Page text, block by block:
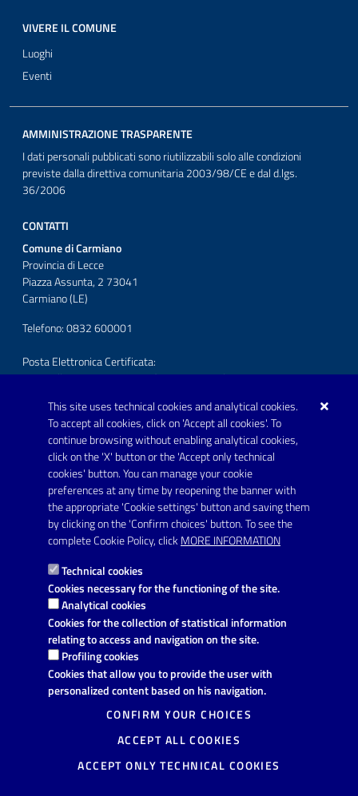
This site uses technical cookies and analytical cookies.
To accept all cookies, click on 'Accept all cookies'. To
continue browsing without enabling analytical cookies,
click on the 'X' button or the 'Accept only technical
cookies' button. You can manage your cookie
preferences at any time by reopening the banner with
the appropriate 'Cookie settings' button and saving them
by clicking on the 'Confirm choices' button. To see the
complete Cookie Policy, click MORE INFORMATION
Technical cookies
Cookies necessary for the functioning of the site.
Analytical cookies
Cookies for the collection of statistical information
relating to access and navigation on the site.
Profiling cookies
Cookies that allow you to provide the user with
personalized content based on his navigation.
CONFIRM YOUR CHOICES
ACCEPT ALL COOKIES
ACCEPT ONLY TECHNICAL COOKIES
VIVERE IL COMUNE
Luoghi
Eventi
AMMINISTRAZIONE TRASPARENTE
I dati personali pubblicati sono riutilizzabili solo alle condizioni
previste dalla direttiva comunitaria 2003/98/CE e dal d.lgs.
36/2006
CONTATTI
Comune di Carmiano
Provincia di Lecce
Piazza Assunta, 2 73041
Carmiano (LE)
Telefono: 0832 600001
Posta Elettronica Certificata:
protocollo.comunecarmiano@pec.rupar.puglia.it
URP - Ufficio Relazioni con il Pubblico
FOLLOW US ON
Youtube
Link utili
Informativa privacy
Dichiarazione di accessibilità
Note legali
Domande frequenti
Richiesta di assistenza
Segnalazione disservizio
Prenotazione appuntamento
Mappa del sito